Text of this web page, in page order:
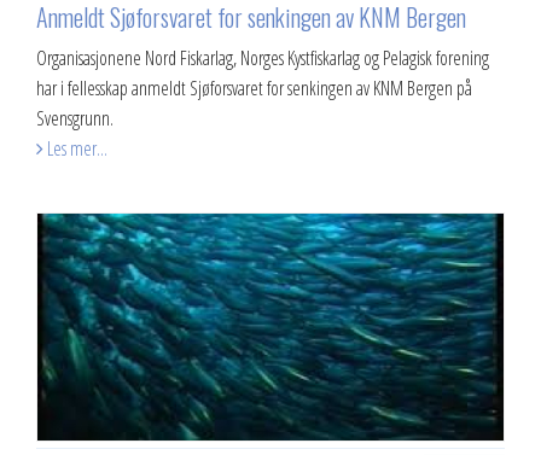
Anmeldt Sjøforsvaret for senkingen av KNM Bergen
​Organisasjonene Nord Fiskarlag, Norges Kystfiskarlag og Pelagisk forening
har i fellesskap anmeldt Sjøforsvaret for senkingen av KNM Bergen på
Svensgrunn.
Les mer...